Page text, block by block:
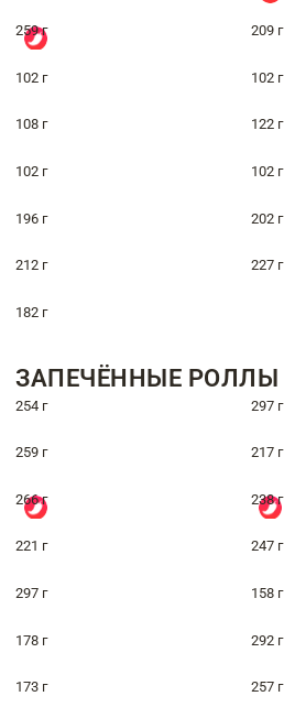
259 г 209 г
102 г 102 г
108 г 122 г
102 г 102 г
196 г 202 г
212 г 227 г
182 г
ЗАПЕЧЁННЫЕ РОЛЛЫ
254 г 297 г
259 г 217 г
266 г 238 г
221 г 247 г
297 г 158 г
178 г 292 г
173 г 257 г